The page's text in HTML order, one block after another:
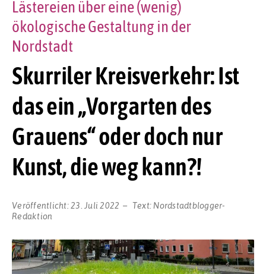
Skurriler Kreisverkehr: Ist
das ein „Vorgarten des
Grauens“ oder doch nur
Kunst, die weg kann?!
Lästereien über eine (wenig)
ökologische Gestaltung in der
Nordstadt
Veröffentlicht:23. Juli 2022 Text: Nordstadtblogger-
Redaktion